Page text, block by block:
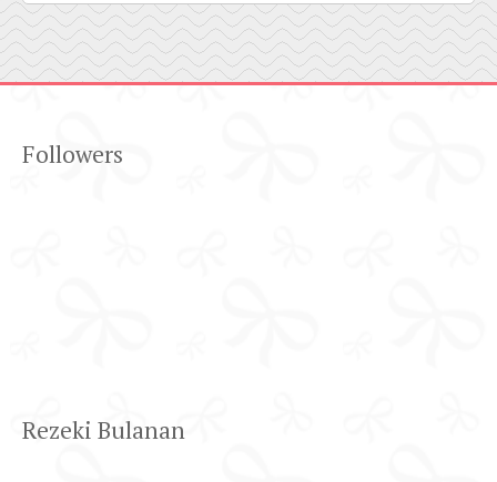
Followers
Rezeki Bulanan